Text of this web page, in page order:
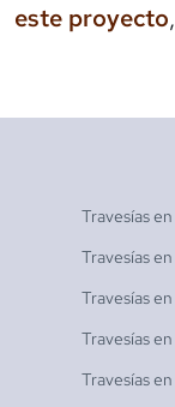
este proyecto,
Travesías en
Travesías en
Travesías en
Travesías en
Travesías en